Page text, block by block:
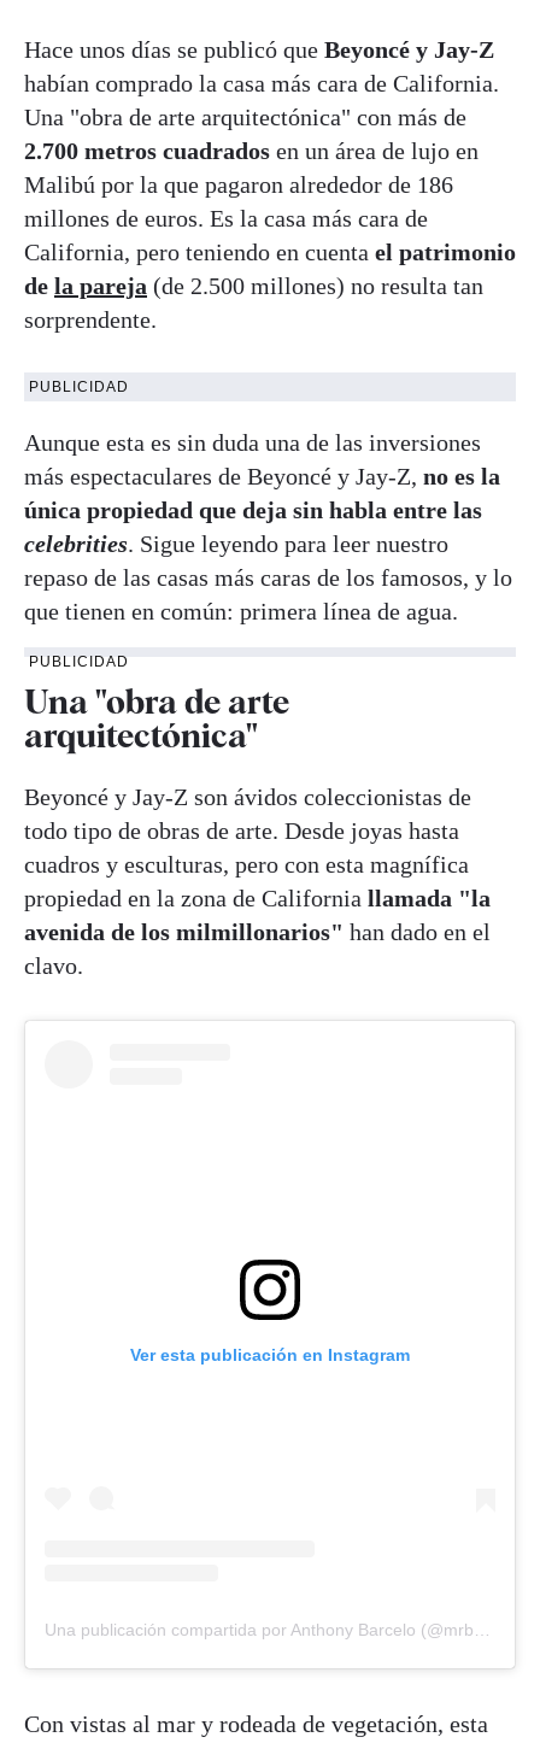
Hace unos días se publicó que Beyoncé y Jay-Z
habían comprado la casa más cara de California.
Una "obra de arte arquitectónica" con más de
2.700 metros cuadrados en un área de lujo en
Malibú por la que pagaron alrededor de 186
millones de euros. Es la casa más cara de
California, pero teniendo en cuenta el patrimonio
de la pareja (de 2.500 millones) no resulta tan
sorprendente.
PUBLICIDAD
Aunque esta es sin duda una de las inversiones
más espectaculares de Beyoncé y Jay-Z, no es la
única propiedad que deja sin habla entre las
celebrities. Sigue leyendo para leer nuestro
repaso de las casas más caras de los famosos, y lo
que tienen en común: primera línea de agua.
PUBLICIDAD
Una "obra de arte
arquitectónica"
Beyoncé y Jay-Z son ávidos coleccionistas de
todo tipo de obras de arte. Desde joyas hasta
cuadros y esculturas, pero con esta magnífica
propiedad en la zona de California llamada "la
avenida de los milmillonarios" han dado en el
clavo.
Ver esta publicación en Instagram
Con vistas al mar y rodeada de vegetación, esta